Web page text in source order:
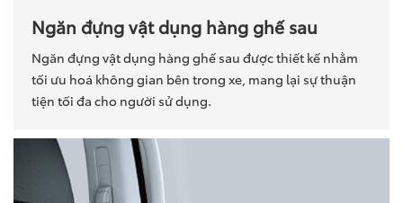
Ngăn đựng vật dụng hàng ghế sau
Ngăn đựng vật dụng hàng ghế sau được thiết kế nhằm
tối ưu hoá không gian bên trong xe, mang lại sự thuận
tiện tối đa cho người sử dụng.